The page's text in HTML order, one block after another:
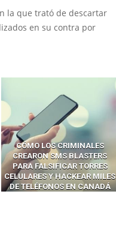
la que trató de descartar
en su contra por
CÓMO LOS CRIMINALES
CREARON SMS BLASTERS
PARA FALSIFICAR TORRES
CELULARES Y HACKEAR MILES
DE TELÉFONOS EN CANADÁ